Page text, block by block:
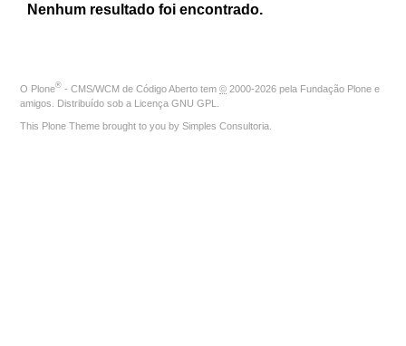
Nenhum resultado foi encontrado.
O Plone® - CMS/WCM de Código Aberto tem © 2000-2026 pela Fundação Plone e
amigos. Distribuído sob a Licença GNU GPL
This Plone Theme brought to you by Simples Consultoria